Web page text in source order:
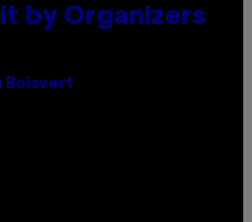
by Organizers
Boisvert